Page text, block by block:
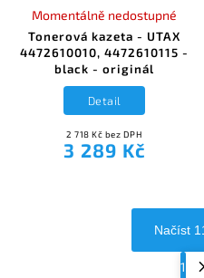
Tonerová kazeta - UTAX
4472610010, 4472610115 -
black - originál
Momentálně nedostupné
2 718 Kč bez DPH
3 289 Kč
Detail
Načíst
1